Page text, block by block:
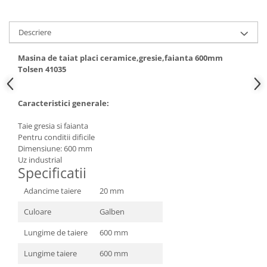
Consumabile
Hota tavan
Hote cupolare
Hote decorative
Hote incorporabile
Hote insula
Hote telescopice
Hote traditionale
Masini de Spalat Rufe & Uscatoare
Accesorii masini de spalat &
uscatoare
Masini de spalat rufe cu uscator
Masini de spalat rufe verticale
Masini de spalat vase
Descriere
Masina de taiat placi ceramice,gresie,faianta 600mm
Tolsen 41035
Caracteristici generale:
Taie gresia si faianta
Pentru conditii dificile
Dimensiune: 600 mm
Uz industrial
Specificatii
Adancime taiere
20 mm
Culoare
Galben
Lungime de taiere
600 mm
Lungime taiere
600 mm